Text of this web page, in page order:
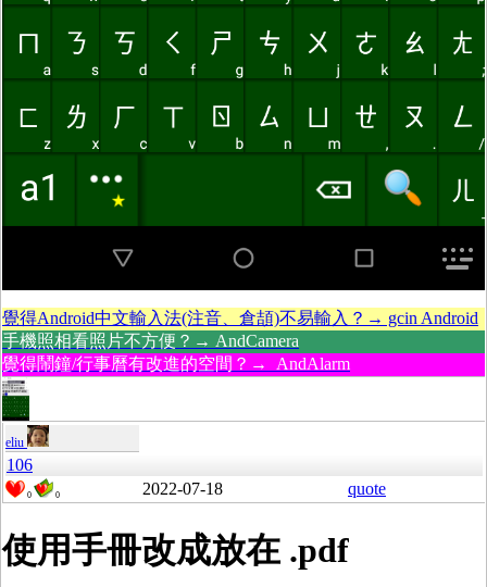
覺得Android中文輸入法(注音、倉頡)不易輸入？→ gcin Android
手機照相看照片不方便？→ AndCamera
覺得鬧鐘/行事曆有改進的空間？→ AndAlarm
eliu
106
0 0 2022-07-18 quote
使用手冊改成放在 .pdf